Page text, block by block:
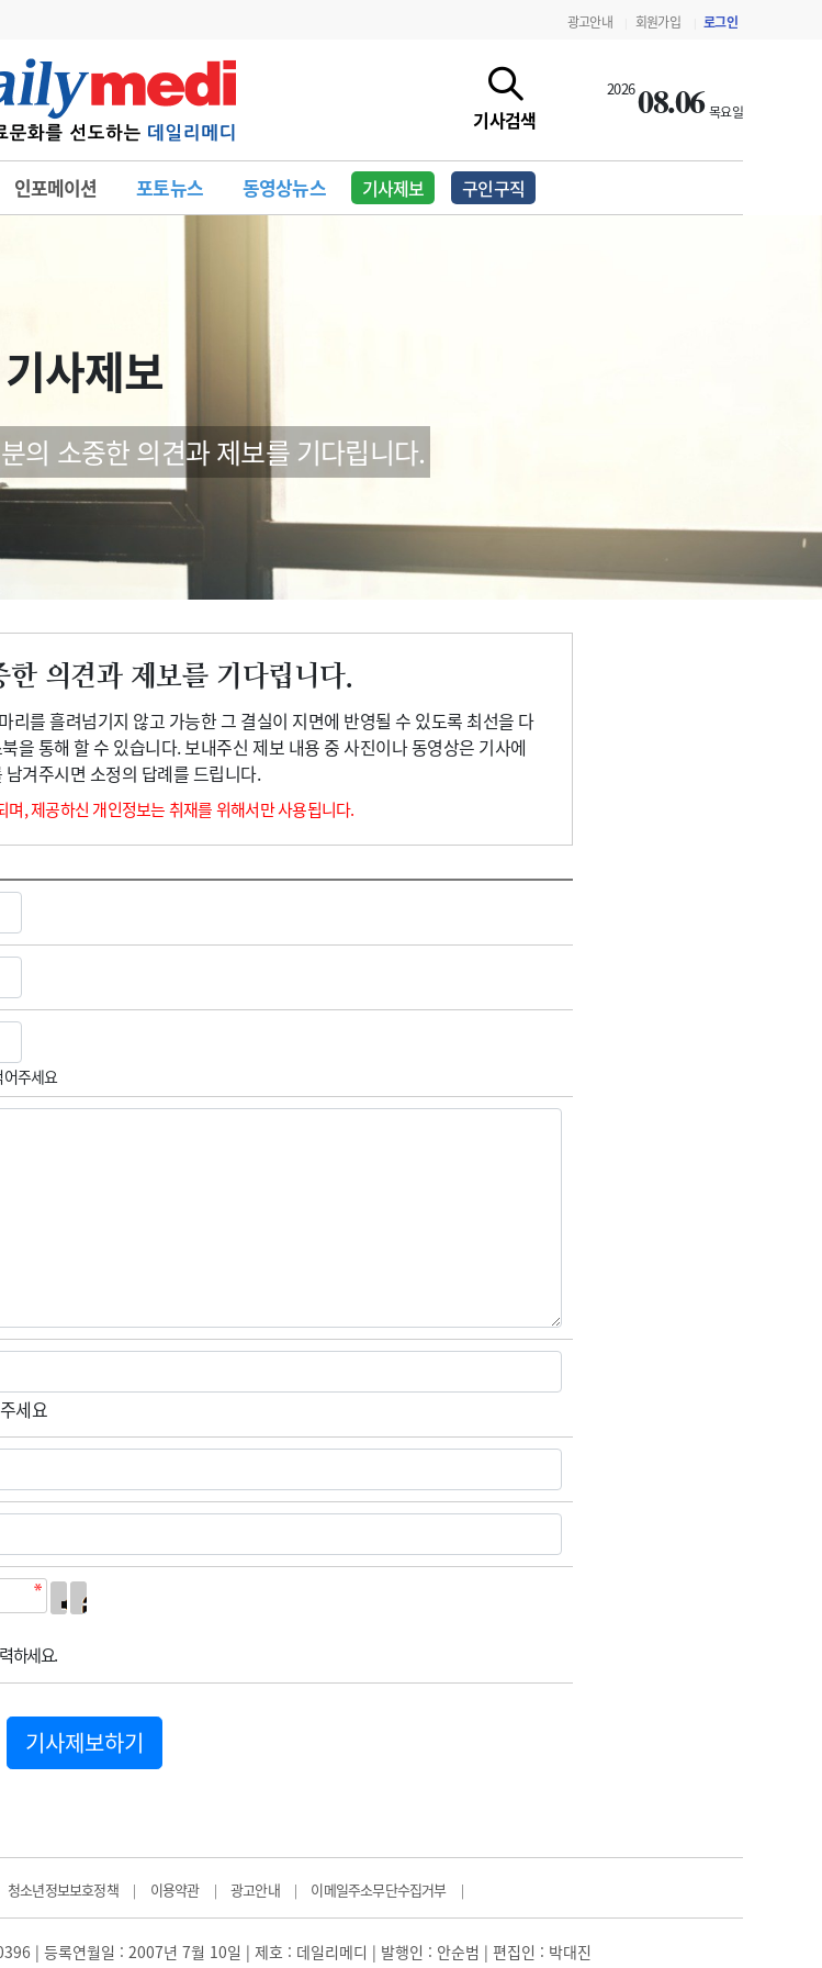
광고안내 회원가입 로그인
기사검색
202608.06 목요일
인포메이션 포토뉴스 동영상뉴스 기사제보 구인구직
6
관리급여 실시
의과대학 입시
10 약가인하
기사제보
의 소중한 의견과 제보를 기다립니다.
의견과 제보를 기다립니다.
리를 흘려넘기지 않고 가능한 그 결실이 지면에 반영될 수 있도록 최선을 다
을 통해 할 수 있습니다. 보내주신 제보 내용 중 사진이나 동영상은 기사에
겨주시면 소정의 답례를 드립니다.
, 제공하신 개인정보는 취재를 위해서만 사용됩니다.
주세요
세요
하세요.
기사제보하기
청소년정보보호정책 | 이용약관 | 광고안내 | 이메일주소무단수집거부 |
| 등록연월일 : 2007년 7월 10일 | 제호 : 데일리메디 | 발행인 : 안순범 | 편집인 : 박대진